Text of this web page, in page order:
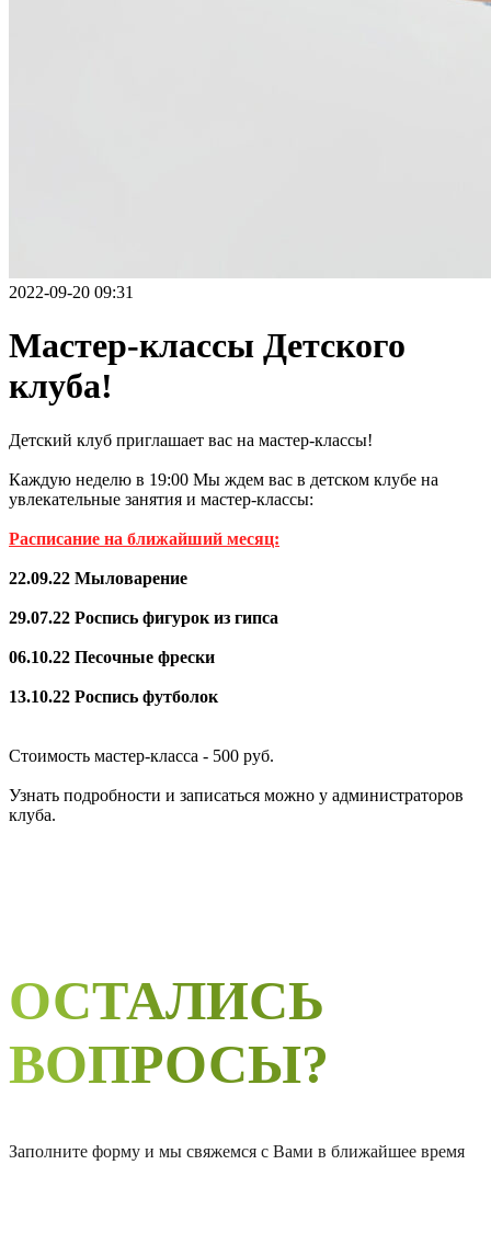
2022-09-20 09:31
Мастер-классы Детского
клуба!
Детский клуб приглашает вас на мастер-классы!
Каждую неделю в 19:00 Мы ждем вас в детском клубе на
увлекательные занятия и мастер-классы:
Расписание на ближайший месяц:
22.09.22 Мыловарение
29.07.22 Роспись фигурок из гипса
06.10.22 Песочные фрески
13.10.22 Роспись футболок
Стоимость мастер-класса - 500 руб.
Узнать подробности и записаться можно у администраторов
клуба.
ОСТАЛИСЬ
ВОПРОСЫ?
Заполните форму и мы свяжемся с Вами в ближайшее время